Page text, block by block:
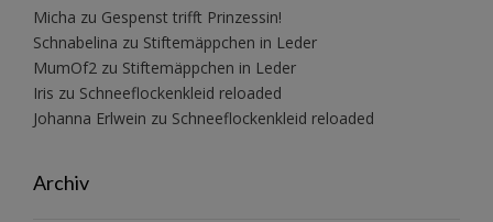
Micha zu Gespenst trifft Prinzessin!
Schnabelina zu Stiftemäppchen in Leder
MumOf2 zu Stiftemäppchen in Leder
Iris zu Schneeflockenkleid reloaded
Johanna Erlwein zu Schneeflockenkleid reloaded
Archiv